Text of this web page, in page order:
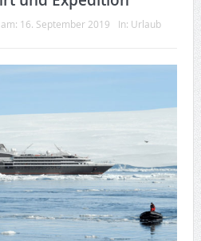
am: 16. September 2019 In: Urlaub